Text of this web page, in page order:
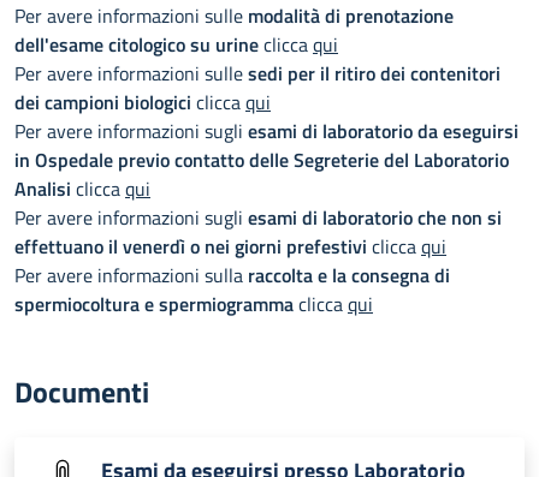
Per avere informazioni sulle modalità di prenotazione
dell'esame citologico su urinecliccaqui
Per avere informazioni sullesedi per il ritiro dei contenitori
dei campioni biologici cliccaqui
Per avere informazioni sugli esami di laboratorio da eseguirsi
in Ospedale previo contatto delle Segreterie del Laboratorio
Analisi cliccaqui
Per avere informazioni sugli esami di laboratorio che non si
effettuano il venerdì o nei giorni prefestivi cliccaqui
Per avere informazioni sulla raccolta e la consegna di
spermiocoltura e spermiogrammacliccaqui
Documenti
Esami da eseguirsi presso Laboratorio